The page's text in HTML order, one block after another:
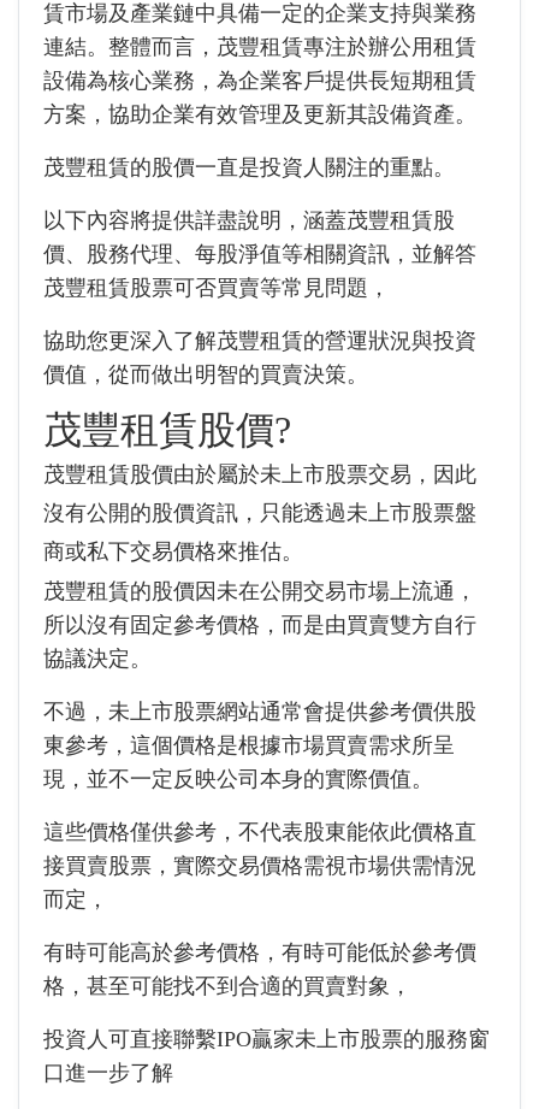
賃市場及產業鏈中具備一定的企業支持與業務
連結。整體而言，茂豐租賃專注於辦公用租賃
設備為核心業務，為企業客戶提供長短期租賃
方案，協助企業有效管理及更新其設備資產。
茂豐租賃的股價一直是投資人關注的重點。
以下內容將提供詳盡說明，涵蓋茂豐租賃股
價、股務代理、每股淨值等相關資訊，並解答
茂豐租賃股票可否買賣等常見問題，
協助您更深入了解茂豐租賃的營運狀況與投資
價值，從而做出明智的買賣決策。
茂豐租賃股價?
茂豐租賃股價由於屬於未上市股票交易，因此
沒有公開的股價資訊，只能透過未上市股票盤
商或私下交易價格來推估。
茂豐租賃的股價因未在公開交易市場上流通，
所以沒有固定參考價格，而是由買賣雙方自行
協議決定。
不過，未上市股票網站通常會提供參考價供股
東參考，這個價格是根據市場買賣需求所呈
現，並不一定反映公司本身的實際價值。
這些價格僅供參考，不代表股東能依此價格直
接買賣股票，實際交易價格需視市場供需情況
而定，
有時可能高於參考價格，有時可能低於參考價
格，甚至可能找不到合適的買賣對象，
投資人可直接聯繫IPO贏家未上市股票的服務窗
口進一步了解